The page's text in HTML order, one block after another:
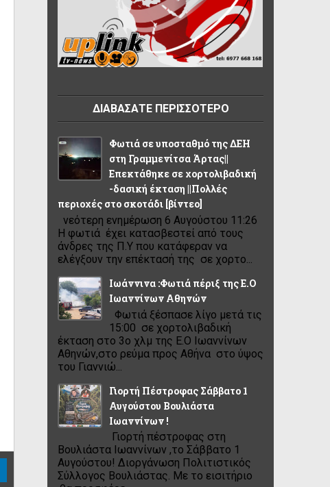
ΔΙΑΒΑΣΑΤΕ ΠΕΡΙΣΣΟΤΕΡΟ
Φωτιά σε υποσταθμό της ΔΕΗ
στη Γραμμενίτσα Άρτας||
Επεκτάθηκε σε χορτολιβαδική
-δασική έκταση ||Πολλές
περιοχές στο σκοτάδι [βίντεο]
νεότερη ενημέρωση 6 Αυγούστου 11:26
Η φωτιά έχει κατασβεστεί από τους
άνδρες της Π.Υ που κατάφεραν να
ελέγξουν την επέκτασή της σε χορτο...
Ιωάννινα :Φωτιά πέριξ της Ε.Ο
Ιωαννίνων Αθηνών
Φωτιά ξέσπασε λίγο μετά τις
15:00 σε χορτολιβαδική
έκταση στο 3ο χλμ της Ε.Ο Ιωαννίνων
Αθηνών,στο ρεύμα προς Αθήνα στο ύψος
του Γιαννιώ...
Γιορτή Πέστροφας Σάββατο 1
Αυγούστου Βουλιάστα
Ιωαννίνων !
Γιορτή πέστροφας στη
Βουλιάστα Ιωαννίνων ,το Σάββατο 1
Αυγούστου! Διοργάνωση Πολιτιστικός
Σύλλογος Βουλιάστας. Με το εισιτήριο